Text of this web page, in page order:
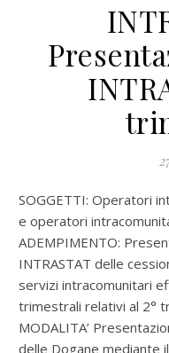
SOGGETTI: Operatori
e operatori
ADEMPIMENTO:
INTRASTAT delle
servizi intracomunitari
trimestrali relativi al 2°
MODALITA’
delle Dogane mediante